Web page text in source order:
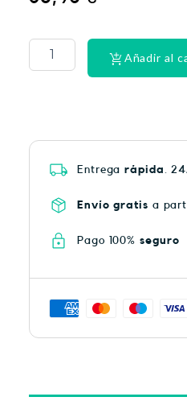
ULTRA
HEAT
PLUS
Añadir al
Entregarápida .
Envío gratis a
Pago 100% seguro